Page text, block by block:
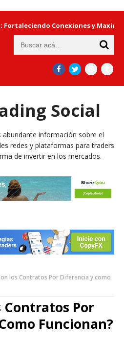
Conexiones y Maximizando
Social
información sobre el
redes y plataformas para traders
de invertir en los mercados.
los Contratos Por Diferencia y como
Contratos Por
Funcionan?